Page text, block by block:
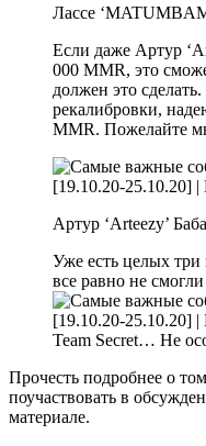
Лассе
Если даже Артур
000 MMR, это
должен это
рекалибровки,
MMR. Пожелайте
Артур ‘Arteezy’
Уже есть целых три
все равно не
Team Secret… Не
Прочесть подробнее о
поучаствовать в
материале.